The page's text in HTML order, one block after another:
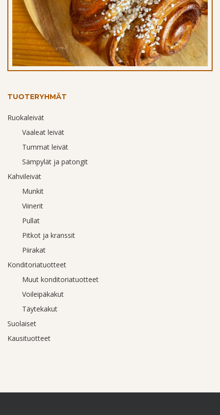
Korvapuusti
TUOTERYHMÄT
Ruokaleivät
Vaaleat leivät
Tummat leivät
Sämpylät ja patongit
Kahvileivät
Munkit
Viinerit
Pullat
Pitkot ja kranssit
Piirakat
Konditoriatuotteet
Muut konditoriatuotteet
Voileipäkakut
Täytekakut
Suolaiset
Kausituotteet